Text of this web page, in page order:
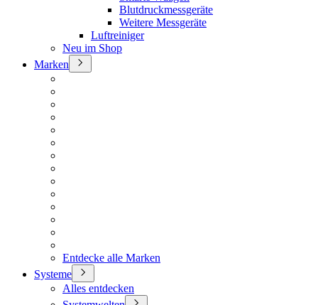
Blutdruckmessgeräte
Weitere Messgeräte
Luftreiniger
Neu im Shop
Marken
Entdecke alle Marken
Systeme
Alles entdecken